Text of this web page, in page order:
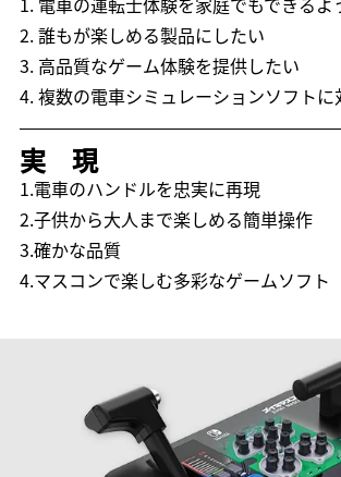
2. 誰もが楽しめる製品にしたい
3. 高品質なゲーム体験を提供したい
4. 複数の電車シミュレーションソフトに
実 現
1.電車のハンドルを忠実に再現
2.子供から大人まで楽しめる簡単操作
3.確かな品質
4.マスコンで楽しむ多彩なゲームソフト